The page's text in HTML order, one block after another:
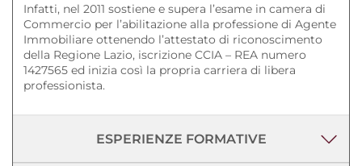
Infatti, nel 2011 sostiene e supera l’esame in camera di
Commercio per l’abilitazione alla professione di Agente
Immobiliare ottenendo l’attestato di riconoscimento
della Regione Lazio, iscrizione CCIA – REA numero
1427565 ed inizia così la propria carriera di libera
professionista.
ESPERIENZE FORMATIVE